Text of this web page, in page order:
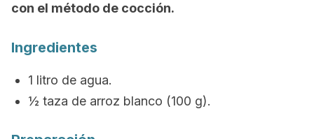
con el método de cocción.
Ingredientes
1 litro de agua.
½ taza de arroz blanco (100 g).